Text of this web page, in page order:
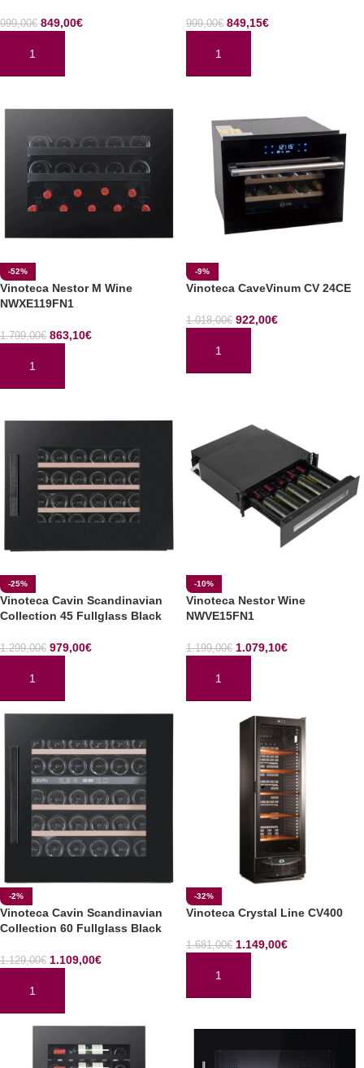
999,00€ 849,00€
AÑADIR AL CARRITO
999,00€ 849,15€
AÑADIR AL CARRITO
-52%
Vinoteca Nestor M Wine
NWXE119FN1
1.799,00€ 863,10€
AÑADIR AL CARRITO
-9%
Vinoteca CaveVinum CV 24CE
1.018,00€ 922,00€
AÑADIR AL CARRITO
-25%
Vinoteca Cavin Scandinavian
Collection 45 Fullglass Black
1.299,00€ 979,00€
AÑADIR AL CARRITO
-10%
Vinoteca Nestor Wine
NWVE15FN1
1.199,00€ 1.079,10€
AÑADIR AL CARRITO
-2%
Vinoteca Cavin Scandinavian
Collection 60 Fullglass Black
1.129,00€ 1.109,00€
AÑADIR AL CARRITO
-32%
Vinoteca Crystal Line CV400
1.681,00€ 1.149,00€
AÑADIR AL CARRITO